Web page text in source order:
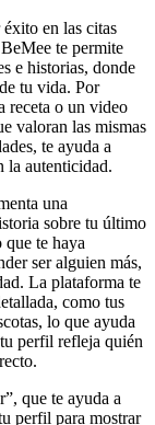
en las citas
te permite
e historias, donde
tu vida. Por
receta o un video
valoran las mismas
te ayuda a
la autenticidad.
una
sobre tu último
te haya
ser alguien más,
La plataforma te
como tus
lo que ayuda
perfil refleja quién
que te ayuda a
perfil para mostrar